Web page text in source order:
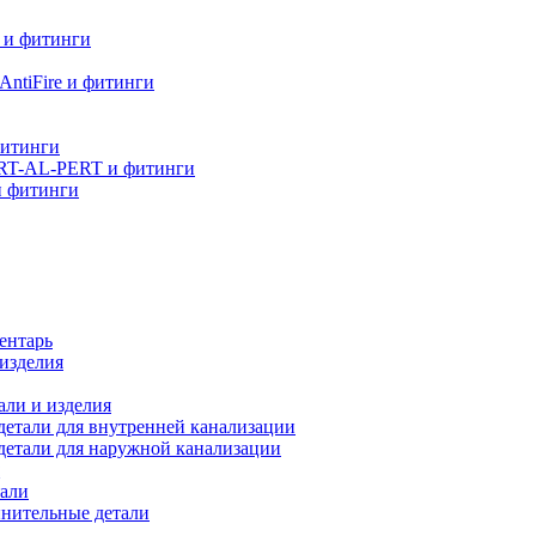
фитинги
и фитинги
AL-PERT и фитинги
фитинги
и изделия
для внутренней канализации
для наружной канализации
детали